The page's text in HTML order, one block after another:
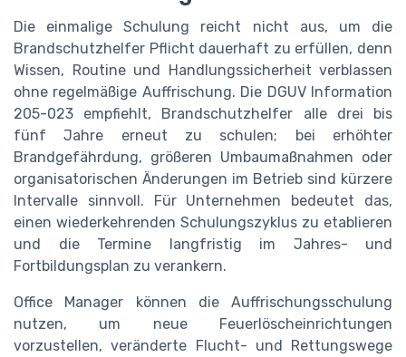
Die einmalige Schulung reicht nicht aus, um die
Brandschutzhelfer Pflicht dauerhaft zu erfüllen, denn
Wissen, Routine und Handlungssicherheit verblassen
ohne regelmäßige Auffrischung. Die DGUV Information
205-023 empfiehlt, Brandschutzhelfer alle drei bis
fünf Jahre erneut zu schulen; bei erhöhter
Brandgefährdung, größeren Umbaumaßnahmen oder
organisatorischen Änderungen im Betrieb sind kürzere
Intervalle sinnvoll. Für Unternehmen bedeutet das,
einen wiederkehrenden Schulungszyklus zu etablieren
und die Termine langfristig im Jahres- und
Fortbildungsplan zu verankern.
Office Manager können die Auffrischungsschulung
nutzen, um neue Feuerlöscheinrichtungen
vorzustellen, veränderte Flucht- und Rettungswege